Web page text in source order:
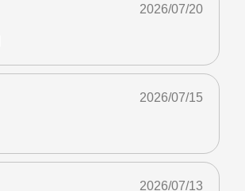
2026/07/20
2026/07/15
2026/07/13